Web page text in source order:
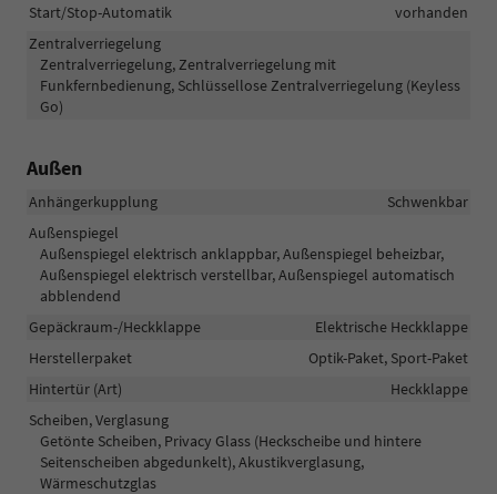
Start/Stop-Automatik
vorhanden
Zentralverriegelung
Zentralverriegelung, Zentralverriegelung mit
Funkfernbedienung, Schlüssellose Zentralverriegelung (Keyless
Go)
Außen
Anhängerkupplung
Schwenkbar
Außenspiegel
Außenspiegel elektrisch anklappbar, Außenspiegel beheizbar,
Außenspiegel elektrisch verstellbar, Außenspiegel automatisch
abblendend
Gepäckraum-/Heckklappe
Elektrische Heckklappe
Herstellerpaket
Optik-Paket, Sport-Paket
Hintertür (Art)
Heckklappe
Scheiben, Verglasung
Getönte Scheiben, Privacy Glass (Heckscheibe und hintere
Seitenscheiben abgedunkelt), Akustikverglasung,
Wärmeschutzglas